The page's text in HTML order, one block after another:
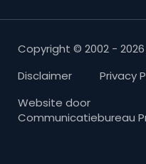
Copyright © 2002 -
Disclaimer
Privacy
Website door
Communicatiebureau